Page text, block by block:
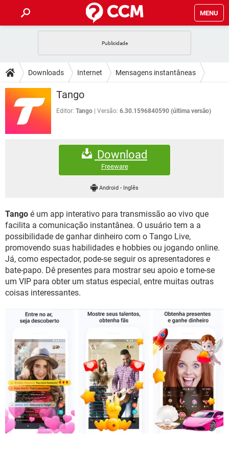
MENU
CELULAR FACEBOOK
INSTAGRAM GMAIL
DICAS
JOGOS
CELULAR
OUTLOOK
JOGOS WHATSAPP
EXCEL
GMAIL
FÓRUM
FACEBOOK
EXCEL
GMAIL
WHATSAPP
INSTAGRAM GMAIL
GUIA DE COMPRAS
Downloads Internet Mensagens instantâneas
Tango
Editor: Tango Versão: 6.30.1596840590 (última versão)
Download
Freeware
Android- Inglês
Tango é um app interativo para transmissão ao vivo que
facilita a comunicação instantânea. O usuário tem a a
possibilidade de ganhar dinheiro com o Tango Live,
promovendo suas habilidades e hobbies ou jogando online.
Já, como espectador, pode-se seguir os apresentadores e
bate-papo. Dê presentes para mostrar seu apoio e torne-se
um VIP para obter um status especial, entre muitas outras
coisas interessantes.